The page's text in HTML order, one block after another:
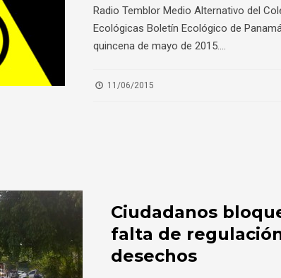
Radio Temblor Medio Alternativo del
Ecológicas Boletín Ecológico de
quincena de mayo de 2015....
11/06/2015
Ciudadanos
falta de
desechos